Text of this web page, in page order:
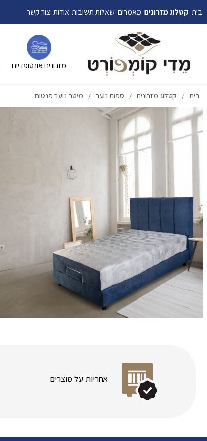
בית קטלוג מזרונים מאמרים שאלות תשובות אודות צור קשר
מזרונים אורטופדיים
בית / קטלוג מזרונים / ספות נוער / מיטת נוער פנטום
אחריות על מוצרים